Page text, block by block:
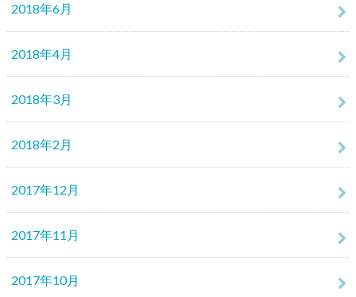
2018年6月
2018年4月
2018年3月
2018年2月
2017年12月
2017年11月
2017年10月